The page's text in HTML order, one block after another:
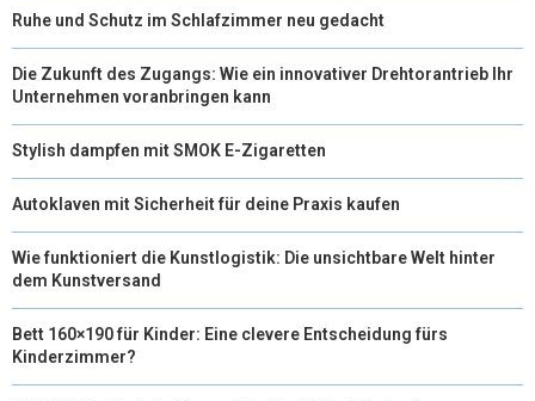
Ruhe und Schutz im Schlafzimmer neu gedacht
Die Zukunft des Zugangs: Wie ein innovativer Drehtorantrieb Ihr
Unternehmen voranbringen kann
Stylish dampfen mit SMOK E-Zigaretten
Autoklaven mit Sicherheit für deine Praxis kaufen
Wie funktioniert die Kunstlogistik: Die unsichtbare Welt hinter
dem Kunstversand
Bett 160×190 für Kinder: Eine clevere Entscheidung fürs
Kinderzimmer?